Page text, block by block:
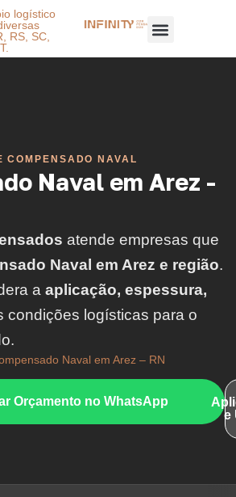
logístico
RS, SC,
COMPENSADO NAVAL
Naval em Arez -
atende empresas que
Naval em Arez e região.
a aplicação, espessura,
condições logísticas para o
Naval em Arez – RN
Orçamento no WhatsApp
e